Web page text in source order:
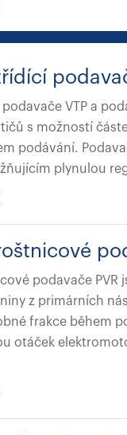
VTP a
s možností
podávání.
plynulou
podavače PVR
z primárních
frakce během
otáček